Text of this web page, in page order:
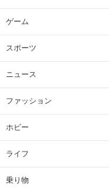
ゲーム
スポーツ
ニュース
ファッション
ホビー
ライフ
乗り物